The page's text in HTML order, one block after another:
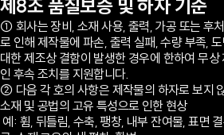
제8조 품질보증 및 하자 기준
① 회사는 장비, 소재 사용, 출력, 가공 또는 후
로 인해 제작물에 파손, 출력 실패, 수량 부족,
대한 제조상 결함이 발생한 경우에 한하여 무
인 후속 조치를 지원합니다.
② 다음 각 호의 사항은 제작물의 하자로 보지
소재 및 공법의 고유 특성으로 인한 현상
예: 휨, 뒤틀림, 수축, 팽창, 내부 잔여물, 표면